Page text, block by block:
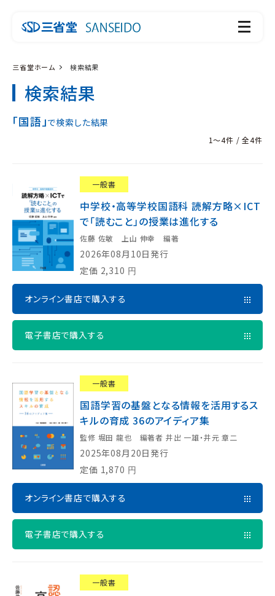
三省堂ホーム 検索結果
検索結果
「国語」で検索した結果
1～4件 / 全4件
一般書
中学校・高等学校国語科 読解方略×ICT
で「読むこと」の授業は進化する
佐藤 佐敏 上山 伸幸 編著
2026年08月10日発行
定価 2,310 円
オンライン書店で購入する
電子書店で購入する
一般書
国語学習の基盤となる情報を活用するス
キルの育成 36のアイディア集
監修 堀田 龍也 編著者 井出 一雄・井元 章二
2025年08月20日発行
定価 1,870 円
オンライン書店で購入する
電子書店で購入する
一般書